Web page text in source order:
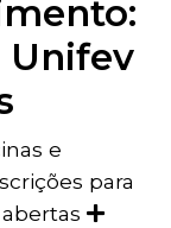
Unifev
e
para